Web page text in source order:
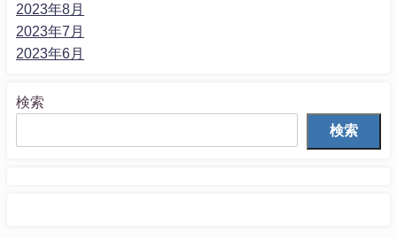
2023年8月
2023年7月
2023年6月
検索
検索